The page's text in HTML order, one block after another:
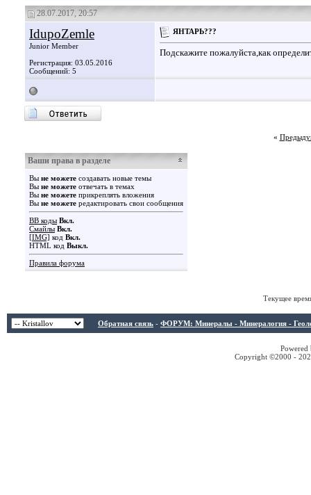
28.07.2017, 20:57
IdupoZemle
Junior Member
Регистрация: 03.05.2016
Сообщений: 5
ЯНТАРЬ???
Подскажите пожалуйста,как
«
Ваши права в разделе
Вы не можете создавать новые темы
Вы не можете отвечать в темах
Вы не можете прикреплять вложения
Вы не можете редактировать свои сообщения
BB коды Вкл.
Смайлы Вкл.
[IMG] код Вкл.
HTML код Выкл.
Правила форума
Текущее
Обратная связь - ФОРУМ: Минералы - Минералогия -
Copyright ©2000 -